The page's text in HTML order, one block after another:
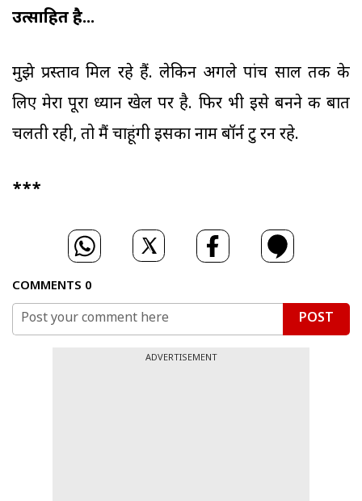
उत्साहित है...
मुझे प्रस्ताव मिल रहे हैं. लेकिन अगले पांच साल तक के
लिए मेरा पूरा ध्यान खेल पर है. फिर भी इसे बनने की बात
चलती रही, तो मैं चाहूंगी इसका नाम बॉर्न टु रन रहे.
***
COMMENTS 0
POST
ADVERTISEMENT